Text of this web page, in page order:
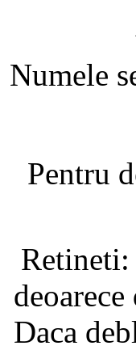
Numele
Pentru
Retineti:
Daca